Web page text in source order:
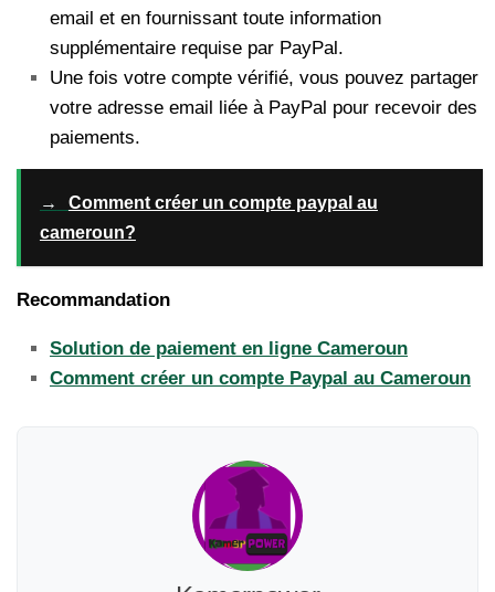
email et en fournissant toute information
supplémentaire requise par PayPal.
Une fois votre compte vérifié, vous pouvez partager
votre adresse email liée à PayPal pour recevoir des
paiements.
→
Comment créer un compte paypal au
cameroun?
Recommandation
Solution de paiement en ligne Cameroun
Comment créer un compte Paypal au Cameroun